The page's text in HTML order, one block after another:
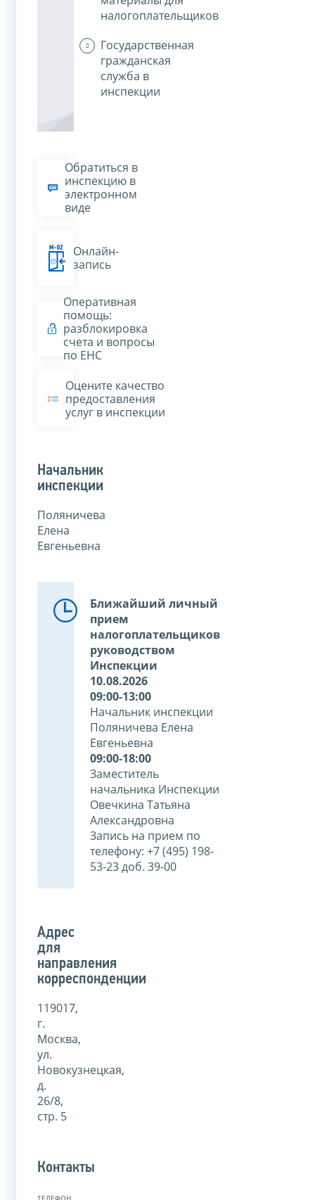
налогоплательщиков
Государственная
гражданская
служба в
инспекции
Обратиться в
инспекцию в
электронном
виде
Онлайн-
запись
Оперативная
помощь:
разблокировка
счета и вопросы
по ЕНС
Оцените качество
предоставления
услуг в инспекции
Начальник
инспекции
Поляничева
Елена
Евгеньевна
Ближайший личный
прием
налогоплательщиков
руководством
Инспекции
10.08.2026
09:00-13:00
Начальник инспекции
Поляничева Елена
Евгеньевна
09:00-18:00
Заместитель
начальника Инспекции
Овечкина Татьяна
Александровна
Запись на прием по
телефону: +7 (495) 198-
53-23 доб. 39-00
Адрес
для
направления
корреспонденции
119017,
г.
Москва,
ул.
Новокузнецкая,
д.
26/8,
стр. 5
Контакты
ТЕЛЕФОН